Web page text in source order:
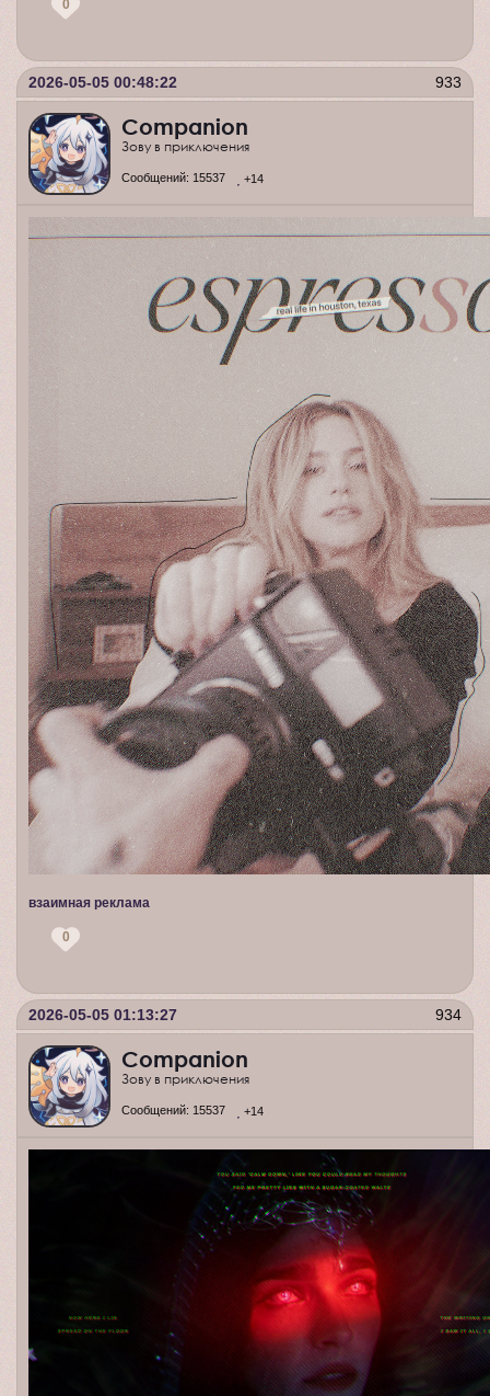
0
933
2026-05-05 00:48:22
Companion
Зову в приключения
Сообщений: 15537 +14
взаимная реклама
0
934
2026-05-05 01:13:27
Companion
Зову в приключения
Сообщений: 15537 +14